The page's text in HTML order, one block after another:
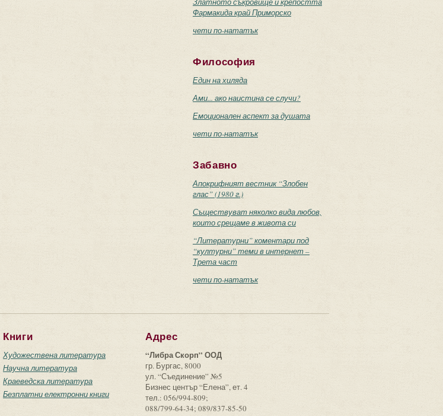
Фармакида край Приморско
чети по-нататък
Философия
Един на хиляда
Ами... ако наистина се случи?
Емоционален аспект за душата
чети по-нататък
Забавно
Апокрифният вестник “Злобен
глас” (1980 г.)
Съществуват няколко вида любов,
които срещаме в живота си
“Литературни” коментари под
“културни” теми в интернет –
Трета част
чети по-нататък
Книги
Художествена литература
Научна литература
Краеведска литература
Безплатни електронни книги
Адрес
“Либра Скорп” ООД
гр. Бургас, 8000
ул. “Съединение” №5
Бизнес център “Елена”, ет. 4
тел.: 056/994-809;
088/799-64-34; 089/837-85-50